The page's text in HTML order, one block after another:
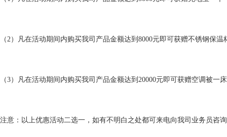
（2）凡在活动期间内购买我司产品金额达到8000元即可获赠不锈钢保
（3）凡在活动期间内购买我司产品金额达到20000元即可获赠空调被一
注意：以上优惠活动二选一，如有不明白之处都可来电向我司业务员咨